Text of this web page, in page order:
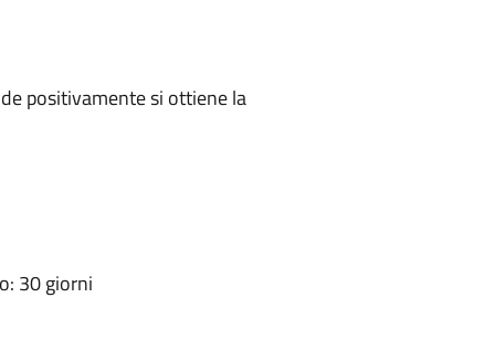
positivamente si ottiene la
30 giorni